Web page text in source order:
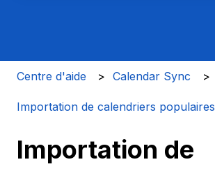
Centre d'aide Calendar Sync
Importation de calendriers populaires
Importation de